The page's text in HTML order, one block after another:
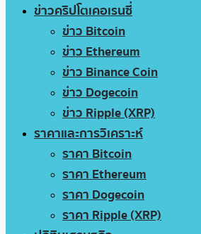
ข่าวคริปโตเคอเรนซี่
ข่าว Bitcoin
ข่าว Ethereum
ข่าว Binance Coin
ข่าว Dogecoin
ข่าว Ripple (XRP)
ราคาและการวิเคราะห์
ราคา Bitcoin
ราคา Ethereum
ราคา Dogecoin
ราคา Ripple (XRP)